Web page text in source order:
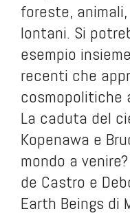
foreste,
lontani. Si
esempio
recenti che
cosmopolitiche
La caduta del
Kopenawa e
mondo a venire?
de Castro e
Earth Beings di